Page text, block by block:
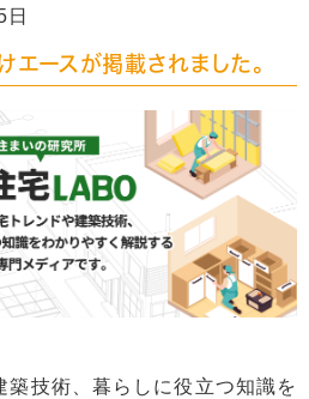
ースが掲載されました。
築技術、暮らしに役立つ知識を